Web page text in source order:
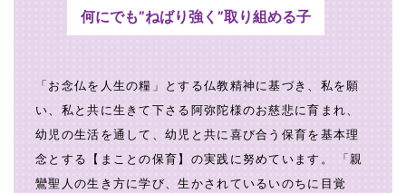
何にでも”ねばり強く”取り組める子
「お念仏を人生の糧」とする仏教精神に基づき、私を願
い、私と共に生きて下さる阿弥陀様のお慈悲に育まれ、
幼児の生活を通して、幼児と共に喜び合う保育を基本理
念とする【まことの保育】の実践に努めています。 「親
鸞聖人の生き方に学び、生かされているいのちに目覚